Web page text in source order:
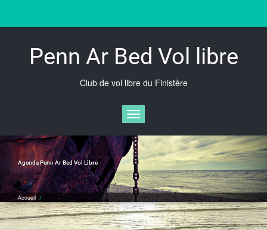
content
Penn Ar Bed Vol libre
Club de vol libre du Finistère
Afficher/masquer la navigation
Agenda Penn Ar Bed Vol Libre
Accueil /